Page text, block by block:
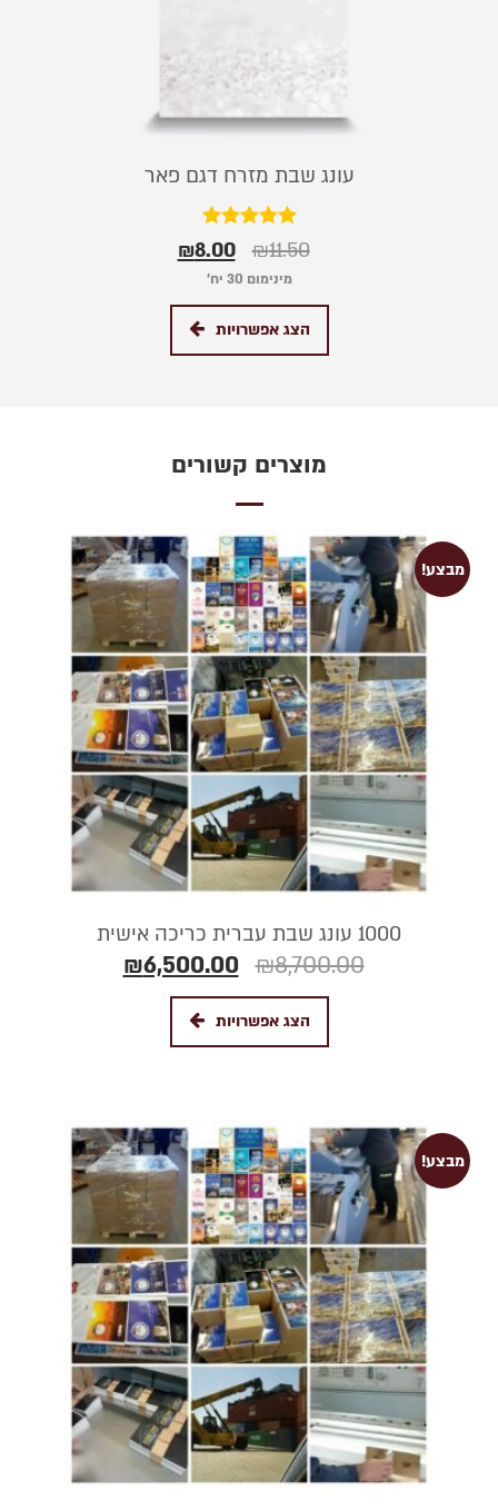
עונג שבת מזרח דגם פאר
דורג
5.00
מתוך 5
₪11.50
₪8.00
מינימום 30 יח׳
הצג אפשרויות
מוצרים קשורים
מבצע!
1000 עונג שבת עברית כריכה אישית
₪8,700.00
₪6,500.00
הצג אפשרויות
מבצע!